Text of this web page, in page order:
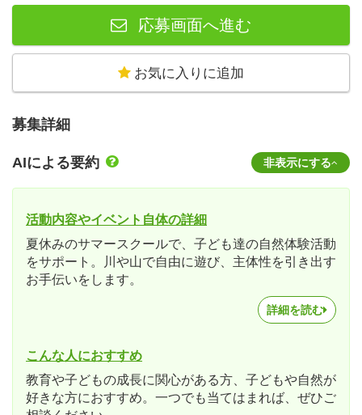
応募画面へ進む
お気に入りに追加
募集詳細
AIによる要約 非表示にする
活動内容やイベント自体の詳細
夏休みのサマースクールで、子ども達の自然体験活動
をサポート。川や山で自由に遊び、主体性を引き出す
お手伝いをします。
詳細を読む
こんな人におすすめ
教育や子どもの成長に関心がある方、子どもや自然が
好きな方におすすめ。一つでも当てはまれば、ぜひご